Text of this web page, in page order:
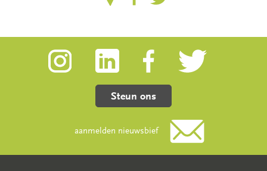
Steun ons
aanmelden nieuwsbief